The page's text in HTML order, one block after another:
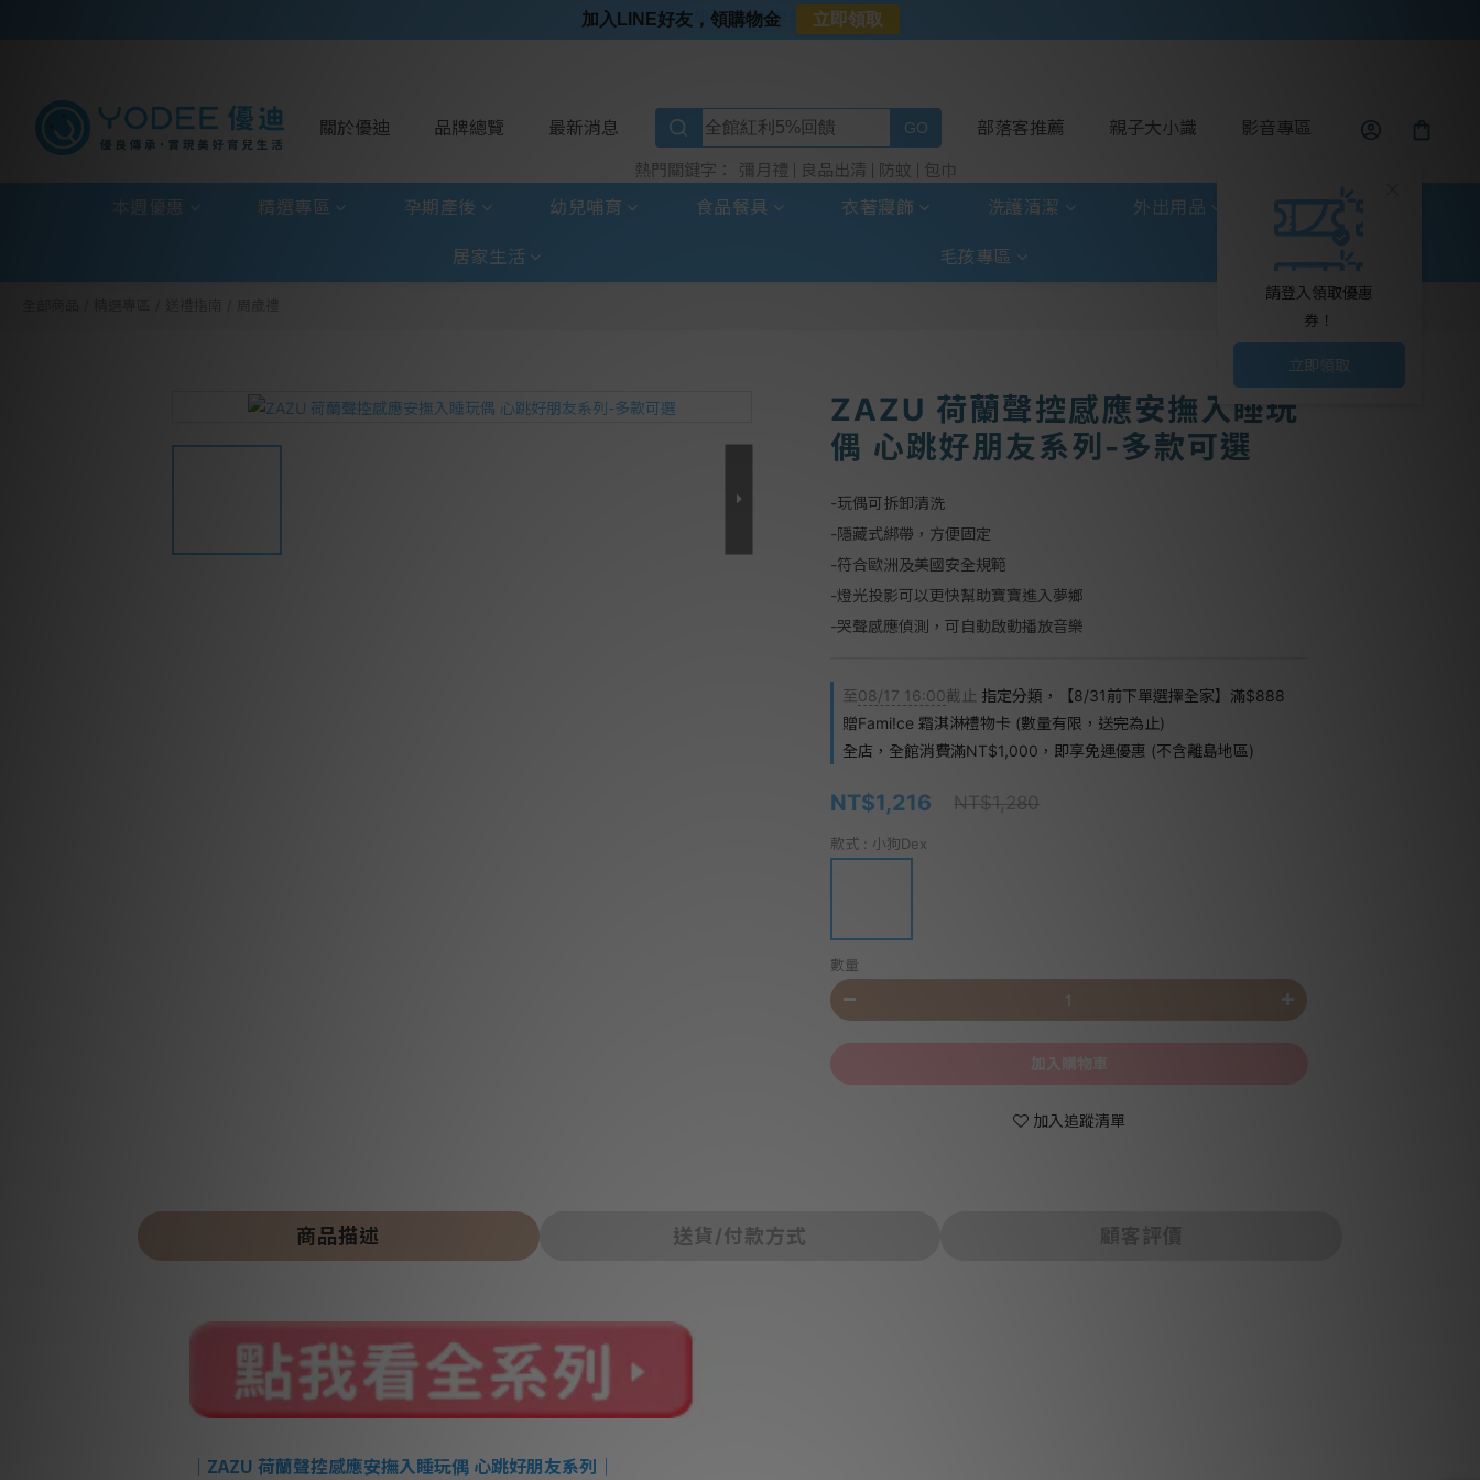
⭐加入LINE好友⭐
⭐超取選全家⭐滿$888贈霜淇淋禮物卡
關於優迪 品牌總覽 最新消息
熱門關鍵字： 彌月禮 良品出清 防蚊 包巾
部落客推薦 親子大小識 影音專區
請登入領取優惠
券！
立即領取
本週優惠 精選專區 孕期產後 幼兒哺育 食品餐具 衣著寢飾 洗護清潔 外出用品 玩具童書
居家生活 毛孩專區
ZAZU 荷蘭聲控感應安撫入睡玩
偶 心跳好朋友系列-多款可選
-玩偶可拆卸清洗
-隱藏式綁帶，方便固定
-符合歐洲及美國安全規範
-燈光投影可以更快幫助寶寶進入夢鄉
-哭聲感應偵測，可自動啟動播放音樂
至08/17 16:00截止 指定分類，【8/31前下單選擇全家】滿$888
贈Fami!ce 霜淇淋禮物卡 (數量有限，送完為止)
全店，全館消費滿NT$1,000，即享免運優惠 (不含離島地區)
NT$1,216 NT$1,280
款式 : 小狗Dex
數量
加入追蹤清單
商品描述 送貨/付款方式 顧客評價
｜ZAZU 荷蘭聲控感應安撫入睡玩偶 心跳好朋友系列｜
加入LINE好友，領購物金 立即領取